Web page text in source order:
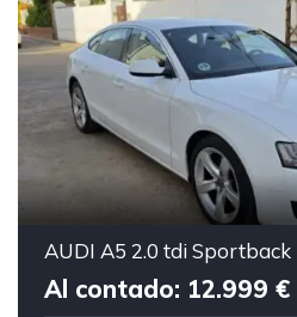
AUDI A5 2.0 tdi Sportback
Al contado: 12.999 €